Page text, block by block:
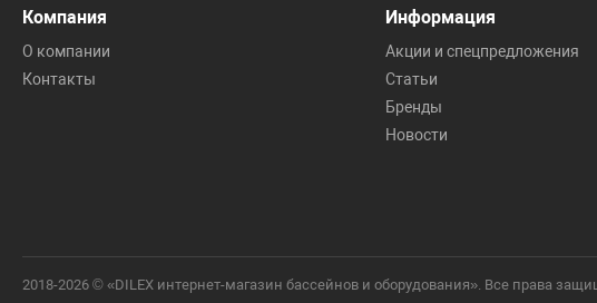
Компания
О компании
Контакты
Информация
Акции и спецпредложения
Статьи
Бренды
Новости
2018-2026 © «DILEX интернет-магазин бассейнов и оборудования». Все права